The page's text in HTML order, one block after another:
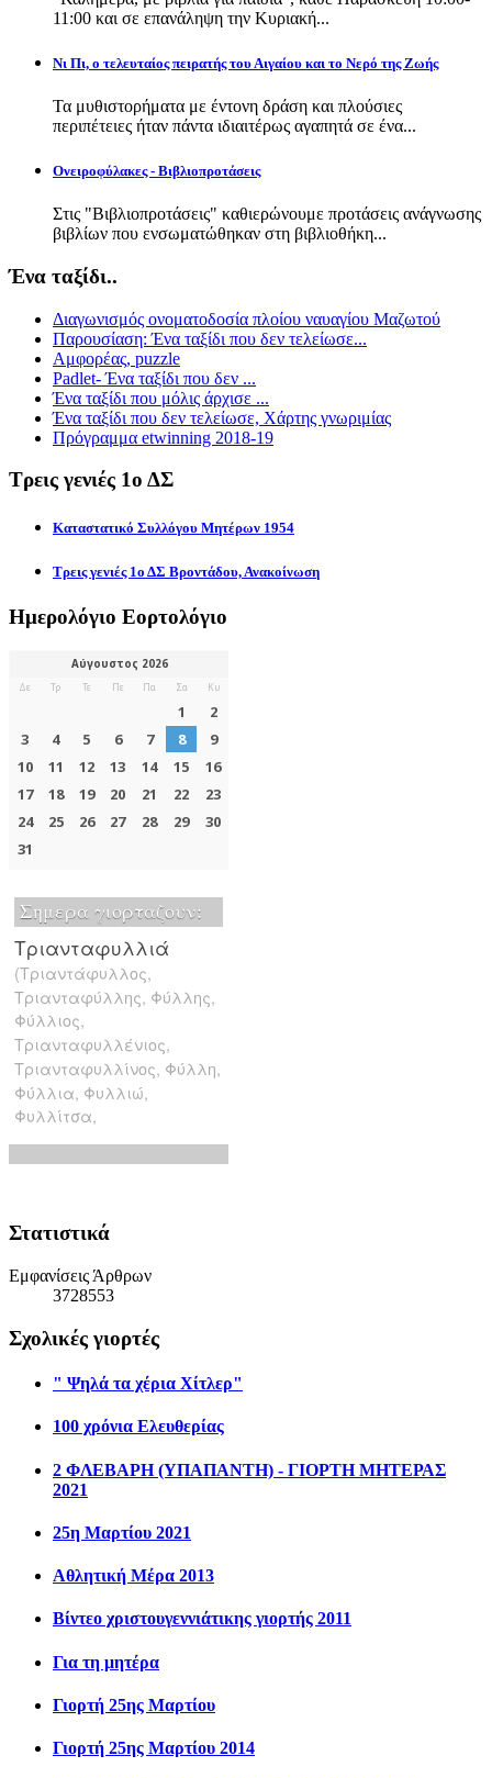
11:00 και σε επανάληψη την Κυριακή...
Νι Πι, ο τελευταίος πειρατής του Αιγαίου και το Νερό της Ζωής
Τα μυθιστορήματα με έντονη δράση και πλούσιες
περιπέτειες ήταν πάντα ιδιαιτέρως αγαπητά σε ένα...
Ονειροφύλακες - Βιβλιοπροτάσεις
Στις "Βιβλιοπροτάσεις" καθιερώνουμε προτάσεις ανάγνωσης
βιβλίων που ενσωματώθηκαν στη βιβλιοθήκη...
Ένα ταξίδι..
Διαγωνισμός ονοματοδοσία πλοίου ναυαγίου Μαζωτού
Παρουσίαση: Ένα ταξίδι που δεν τελείωσε...
Αμφορέας, puzzle
Padlet- Ένα ταξίδι που δεν ...
Ένα ταξίδι που μόλις άρχισε ...
Ένα ταξίδι που δεν τελείωσε, Χάρτης γνωριμίας
Πρόγραμμα etwinning 2018-19
Τρεις γενιές 1ο ΔΣ
Καταστατικό Συλλόγου Μητέρων 1954
Τρεις γενιές 1ο ΔΣ Βροντάδου, Ανακοίνωση
Ημερολόγιο Εορτολόγιο
Στατιστικά
Εμφανίσεις Άρθρων
3728553
Σχολικές γιορτές
" Ψηλά τα χέρια Χίτλερ"
100 χρόνια Ελευθερίας
2 ΦΛΕΒΑΡΗ (ΥΠΑΠΑΝΤΗ) - ΓΙΟΡΤΗ ΜΗΤΕΡΑΣ
2021
25η Μαρτίου 2021
Αθλητική Μέρα 2013
Βίντεο χριστουγεννιάτικης γιορτής 2011
Για τη μητέρα
Γιορτή 25ης Μαρτίου
Γιορτή 25ης Μαρτίου 2014